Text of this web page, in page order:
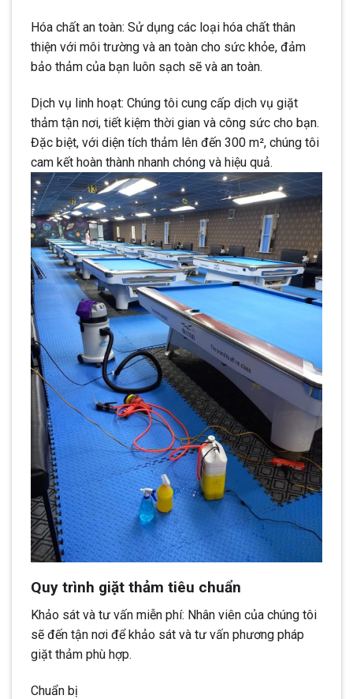
Hóa chất an toàn: Sử dụng các loại hóa chất thân
thiện với môi trường và an toàn cho sức khỏe, đảm
bảo thảm của bạn luôn sạch sẽ và an toàn.
Dịch vụ linh hoạt: Chúng tôi cung cấp dịch vụ giặt
thảm tận nơi, tiết kiệm thời gian và công sức cho bạn.
Đặc biệt, với diện tích thảm lên đến 300 m², chúng tôi
cam kết hoàn thành nhanh chóng và hiệu quả.
Quy trình giặt thảm tiêu chuẩn
Khảo sát và tư vấn miễn phí: Nhân viên của chúng tôi
sẽ đến tận nơi để khảo sát và tư vấn phương pháp
giặt thảm phù hợp.
Chuẩn bị